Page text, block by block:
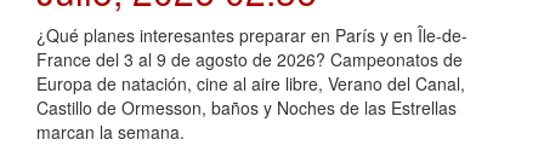
¿Qué planes interesantes preparar en París y en Île-de-
France del 3 al 9 de agosto de 2026? Campeonatos de
Europa de natación, cine al aire libre, Verano del Canal,
Castillo de Ormesson, baños y Noches de las Estrellas
marcan la semana.